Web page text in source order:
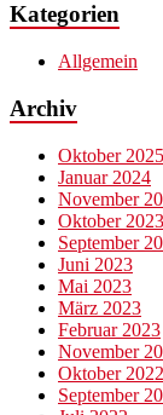
Kategorien
Allgemein
Archiv
Oktober 2025
Januar 2024
November
Oktober 2023
September
Juni 2023
Mai 2023
März 2023
Februar 2023
November
Oktober 2022
September